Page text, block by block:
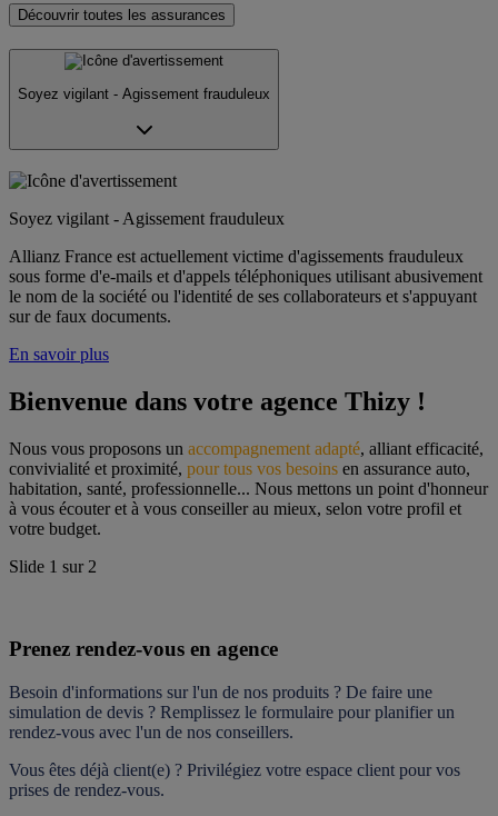
Découvrir toutes les assurances
Soyez vigilant - Agissement frauduleux
Soyez vigilant - Agissement frauduleux
Allianz France est actuellement victime d'agissements frauduleux
sous forme d'e-mails et d'appels téléphoniques utilisant abusivement
le nom de la société ou l'identité de ses collaborateurs et s'appuyant
sur de faux documents.
En savoir plus
Bienvenue dans votre agence Thizy !
Nous vous proposons un accompagnement adapté, alliant efficacité,
convivialité et proximité, pour tous vos besoins en assurance auto,
habitation, santé, professionnelle... Nous mettons un point d'honneur
à vous écouter et à vous conseiller au mieux, selon votre profil et
votre budget.
Slide 1 sur 2
Prenez rendez-vous en agence
Besoin d'informations sur l'un de nos produits ? De faire une
simulation de devis ? Remplissez le formulaire pour planifier un
rendez-vous avec l'un de nos conseillers.
Vous êtes déjà client(e) ? Privilégiez votre espace client pour vos
prises de rendez-vous.